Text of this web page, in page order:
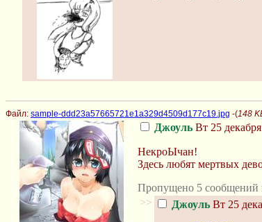
Файл: sample-ddd23a57665721e1a329d4509d177c19.jpg -(148
Джоуль Вт 25
НекроЫчан!
Здесь любят мертвых
Пропущено 5 сообщений
>>
Джоуль Вт 25